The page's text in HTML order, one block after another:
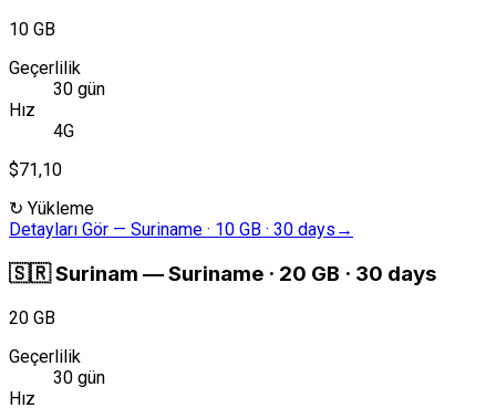
10 GB
Geçerlilik
30 gün
Hız
4G
$71,10
↻ Yükleme
Detayları Gör — Suriname · 10 GB · 30 days →
🇸🇷Surinam —Suriname · 20 GB · 30 days
20 GB
Geçerlilik
30 gün
Hız